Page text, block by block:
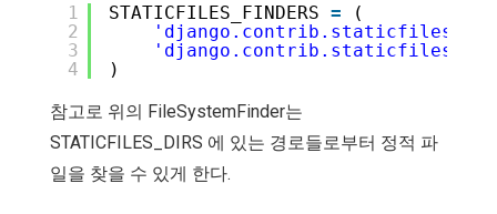
1
2
3
4
STATICFILES_FINDERS =
(
)
참고로 위의 FileSystemFinder는
STATICFILES_DIRS 에 있는 경로들로부터 정적 파
일을 찾을 수 있게 한다.